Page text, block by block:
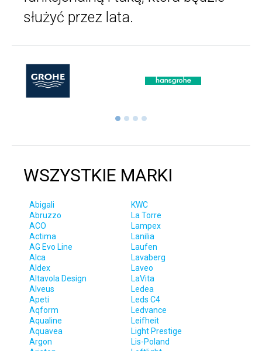
służyć przez lata.
WSZYSTKIE MARKI
Abigali
Abruzzo
ACO
Actima
AG Evo Line
Alca
Aldex
Altavola Design
Alveus
Apeti
Aqform
Aqualine
Aquavea
Argon
KWC
La Torre
Lampex
Lanilia
Laufen
Lavaberg
Laveo
LaVita
Ledea
Leds C4
Ledvance
Leifheit
Light Prestige
Lis-Poland